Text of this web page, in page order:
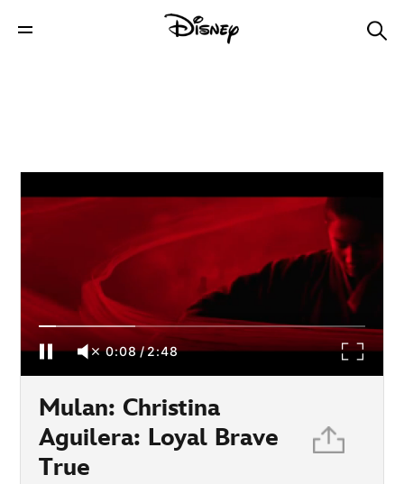
0:08/2:48
Mulan: Christina
Aguilera: Loyal Brave
True